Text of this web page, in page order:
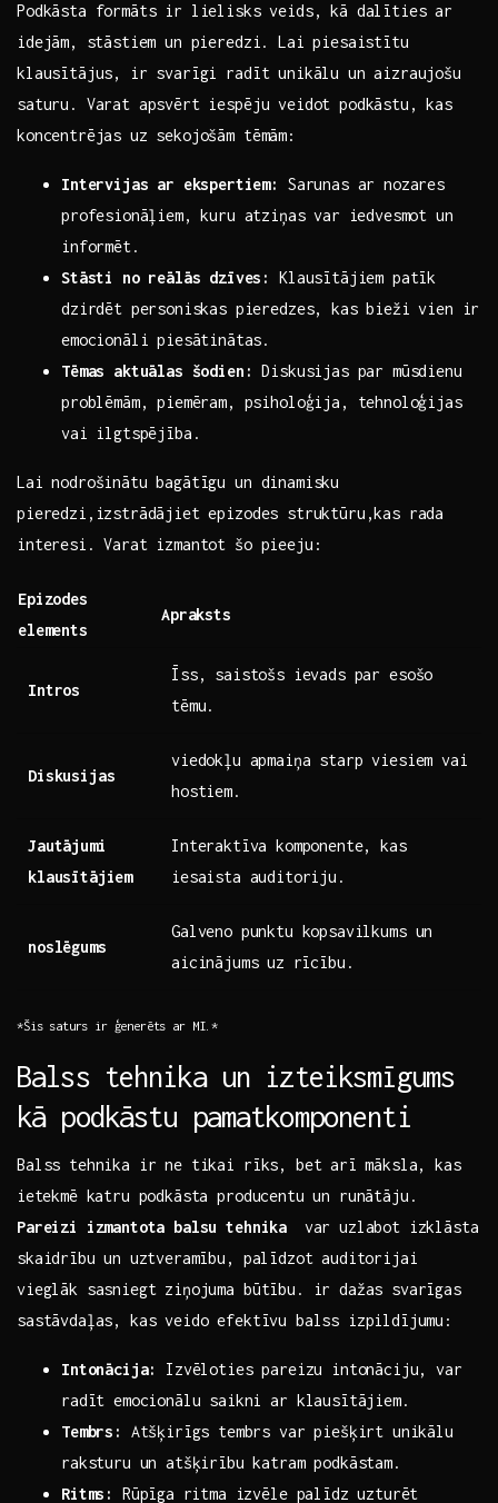
Podkāsta formāts ir lielisks veids, kā dalīties ar
idejām,⁤ stāstiem un pieredzi. Lai piesaistītu
klausītājus, ir svarīgi radīt unikālu un aizraujošu
saturu. Varat ‌apsvērt iespēju veidot podkāstu, kas
koncentrējas uz sekojošām tēmām:
Intervijas ar ekspertiem:
Sarunas ar nozares
profesionāļiem, kuru atziņas⁢ var iedvesmot un
informēt.
Stāsti no reālās ‌dzīves:
Klausītājiem patīk
dzirdēt personiskas pieredzes, kas bieži vien ir
emocionāli piesātinātas.
Tēmas‍ aktuālas šodien: Diskusijas par mūsdienu
problēmām, piemēram, psiholoģija, tehnoloģijas
vai​ ilgtspējība.
Lai nodrošinātu bagātīgu un ‌dinamisku
pieredzi,izstrādājiet epizodes struktūru,kas rada
interesi. Varat izmantot šo pieeju:
Epizodes
elements
Apraksts
Intros
Īss, saistošs ievads par esošo
tēmu.
Diskusijas
viedokļu apmaiņa starp viesiem vai
hostiem.
Jautājumi
klausītājiem
Interaktīva komponente, kas
iesaista auditoriju.
noslēgums
Galveno punktu kopsavilkums un
aicinājums ⁢uz rīcību.
*Šis ‌saturs ir ģenerēts ar MI.*
Balss tehnika un izteiksmīgums
kā podkāstu pamatkomponenti
Balss tehnika ir ne tikai rīks, bet ⁢arī māksla, kas
⁣ietekmē katru podkāsta producentu un runātāju.
Pareizi izmantota balsu ‌tehnika ​ var uzlabot izklāsta
skaidrību un⁣ uztveramību, palīdzot auditorijai
vieglāk sasniegt ziņojuma būtību. ir dažas svarīgas
sastāvdaļas, kas veido efektīvu balss ​izpildījumu:
Intonācija:
Izvēloties pareizu intonāciju, var
radīt emocionālu saikni ar​ klausītājiem.
Tembrs:
Atšķirīgs tembrs var piešķirt unikālu
‍raksturu un‍ atšķirību katram podkāstam.
Ritms:
Rūpīga⁣ ritma izvēle palīdz uzturēt